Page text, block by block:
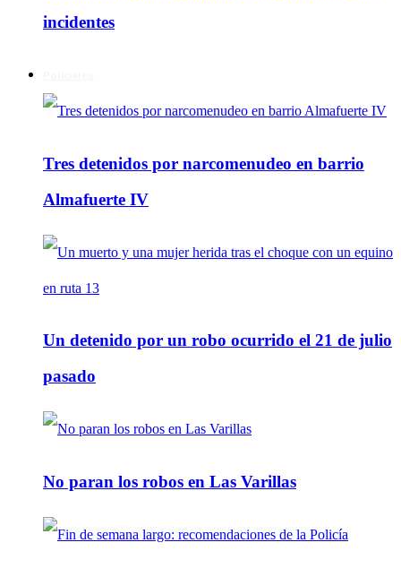
incidentes
Tres detenidos por narcomenudeo en barrio
Almafuerte IV
Un detenido por un robo ocurrido el 21 de julio
pasado
No paran los robos en Las Varillas